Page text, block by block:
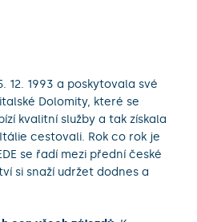
12. 1993 a poskytovala své
Dolomity, které se
kvalitní služby a tak získala
cestovali. Rok co rok je
se řadí mezi přední české
si snaží udržet dodnes a